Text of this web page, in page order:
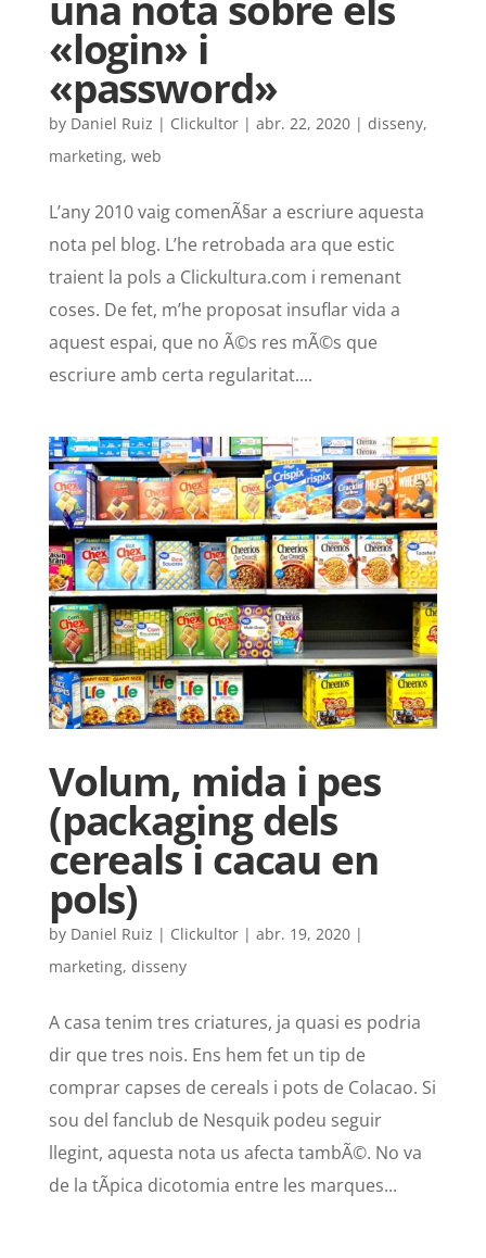
«login» i
«password»
by Daniel Ruiz | Clickultor| abr. 22, 2020| disseny,
marketing, web
L’any 2010 vaig comenÃ§ar a escriure aquesta
nota pel blog. L’he retrobada ara que estic
traient la pols a Clickultura.com i remenant
coses. De fet, m’he proposat insuflar vida a
aquest espai, que no Ã©s res mÃ©s que
escriure amb certa regularitat....
Volum, mida i pes
(packaging dels
cereals i cacau en
pols)
by Daniel Ruiz | Clickultor| abr. 19, 2020|
marketing, disseny
A casa tenim tres criatures, ja quasi es podria
dir que tres nois. Ens hem fet un tip de
comprar capses de cereals i pots de Colacao. Si
sou del fanclub de Nesquik podeu seguir
llegint, aquesta nota us afecta tambÃ©. No va
de la tÃ­pica dicotomia entre les marques...